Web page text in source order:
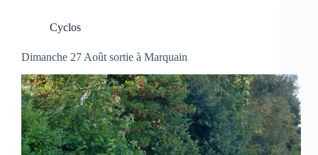
Cyclos
Dimanche 27 Août sortie à Marquain